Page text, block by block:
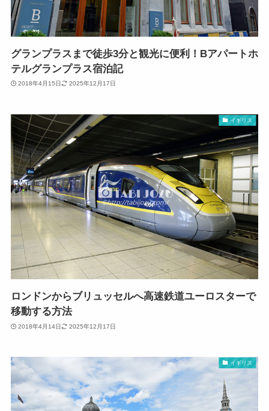
グランプラスまで徒歩3分と観光に便利！Bアパートホ
テルグランプラス宿泊記
2018年4月15日 2025年12月17日
イギリス
ロンドンからブリュッセルへ高速鉄道ユーロスターで
移動する方法
2018年4月14日 2025年12月17日
イギリス